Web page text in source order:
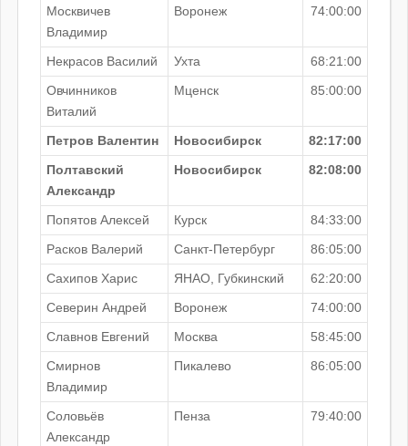
Москвичев
Владимир
Воронеж 74:00:00
Некрасов Василий Ухта
68:21:00
Овчинников
Виталий
Мценск 85:00:00
Петров Валентин Новосибирск
82:17:00
Полтавский
Александр
Новосибирск 82:08:00
Попятов Алексей Курск
84:33:00
Расков Валерий
Санкт-Петербург
86:05:00
Сахипов Харис
ЯНАО, Губкинский
62:20:00
Северин Андрей
Воронеж
74:00:00
Славнов Евгений
Москва
58:45:00
Смирнов
Владимир
Пикалево 86:05:00
Соловьёв
Александр
Пенза 79:40:00